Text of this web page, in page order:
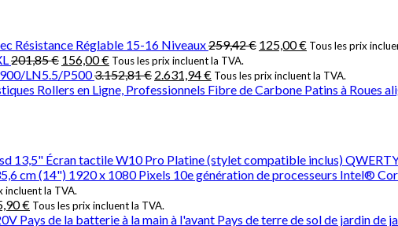
Résistance Réglable 15-16 Niveaux259,42€ 125,00€ Tous les prix
201,85€ 156,00€ Tous les prix incluent la TVA.
LN5.5/P5003.152,81€ 2.631,94€ Tous les prix incluent la TVA.
Rollers en Ligne, Professionnels Fibre de Carbone Patins à Roues
13,5" Écran tactile W10 Pro Platine (stylet compatible inclus)
cm (14") 1920 x 1080 Pixels 10e génération de processeurs Intel®
incluent la TVA.
€ Tous les prix incluent la TVA.
Pays de la batterie à la main à l'avant Pays de terre de sol de jardin